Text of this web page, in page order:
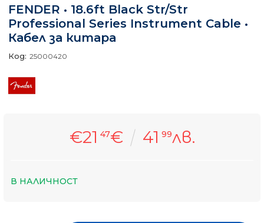
FENDER • 18.6ft Black Str/Str
Professional Series Instrument Cable •
Кабел за китара
Код: 25000420
€21 47€ 41 99лв.
В НАЛИЧНОСТ